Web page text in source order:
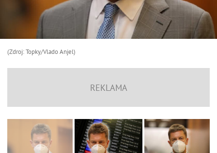
(Zdroj: Topky/Vlado Anjel)